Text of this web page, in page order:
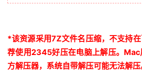
*该资源采用7Z文件名压缩，不支持
荐使用2345好压在电脑上解压。 Mac
方解压器，系统自带解压可能无法解压